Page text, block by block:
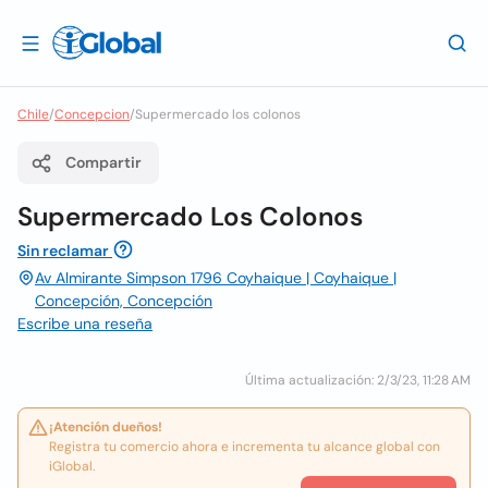
Chile/Concepcion/Supermercado los colonos
Compartir
Supermercado Los Colonos
Sin reclamar
Av Almirante Simpson 1796 Coyhaique | Coyhaique |
Concepción, Concepción
Escribe una reseña
Última actualización: 2/3/23, 11:28 AM
¡Atención dueños!
Registra tu comercio ahora e incrementa tu alcance global con
iGlobal.